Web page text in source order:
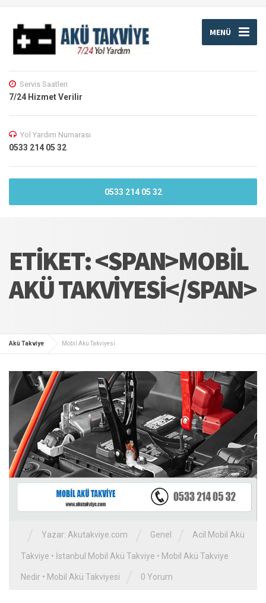
MENÜ
Servis Saatleri
7/24 Hizmet Verilir
Yol Yardım Numarası
0533 214 05 32
0533 214 05 32
ETIKET: <SPAN>MOBIL
AKÜ TAKVIYESI</SPAN>
Akü Takviye Mobil Akü Takviyesi
Yazar: Akutakviye.com Genel Acil Mobil Akü
Takviye • İstanbul Mobil Akü Takviye • Mobil Akü Takviye
Nedir • Mobil Akü Takviyesi 0 Yorum